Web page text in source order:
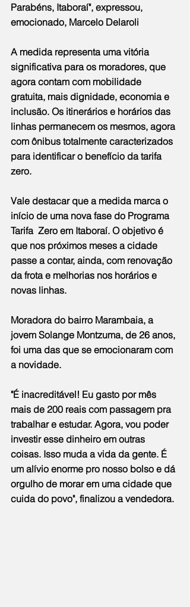
Parabéns, Itaboraí", expressou,
emocionado, Marcelo Delaroli
A medida representa uma vitória
significativa para os moradores, que
agora contam com mobilidade
gratuita, mais dignidade, economia e
inclusão. Os itinerários e horários das
linhas permanecem os mesmos, agora
com ônibus totalmente caracterizados
para identificar o benefício da tarifa
zero.
Vale destacar que a medida marca o
início de uma nova fase do Programa
Tarifa  Zero em Itaboraí. O objetivo é
que nos próximos meses a cidade
passe a contar, ainda, com renovação
da frota e melhorias nos horários e
novas linhas.
Moradora do bairro Marambaia, a
jovem Solange Montzuma, de 26 anos,
foi uma das que se emocionaram com
a novidade.
"É inacreditável! Eu gasto por mês
mais de 200 reais com passagem pra
trabalhar e estudar. Agora, vou poder
investir esse dinheiro em outras
coisas. Isso muda a vida da gente. É
um alívio enorme pro nosso bolso e dá
orgulho de morar em uma cidade que
cuida do povo", finalizou a vendedora.